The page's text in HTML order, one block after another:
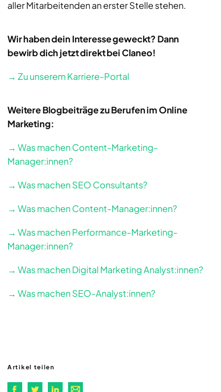
aller Mitarbeitenden an erster Stelle stehen.
Wir haben dein Interesse geweckt? Dann
bewirb dich jetzt direkt bei Claneo!
→ Zu unserem Karriere-Portal
Weitere Blogbeiträge zu Berufen im Online
Marketing:
→ Was machen Content-Marketing-
Manager:innen?
→ Was machen SEO Consultants?
→ Was machen Content-Manager:innen?
→ Was machen Performance-Marketing-
Manager:innen?
→ Was machen Digital Marketing Analyst:innen?
→ Was machen SEO-Analyst:innen?
Artikel teilen